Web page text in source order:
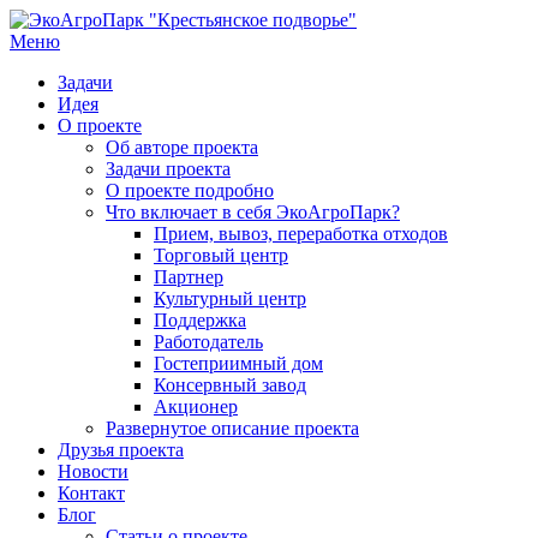
Перейти
к
Меню
Задачи
Идея
О проекте
Об авторе проекта
Задачи проекта
О проекте подробно
Что включает в себя ЭкоАгроПарк?
Прием, вывоз, переработка отходов
Торговый центр
Партнер
Культурный центр
Поддержка
Работодатель
Гостеприимный дом
Консервный завод
Акционер
Развернутое описание проекта
Друзья проекта
Новости
Контакт
Блог